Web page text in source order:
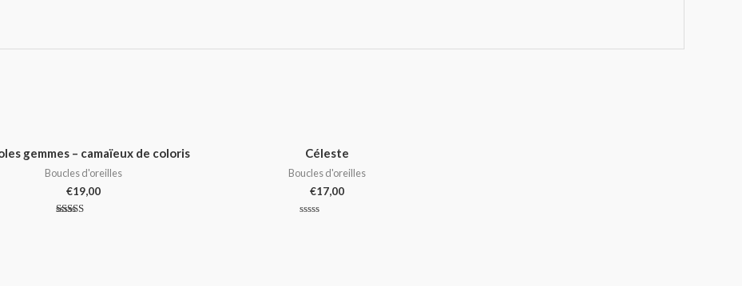
gemmes – camaïeux de coloris
Boucles d'oreilles
€19,00
Céleste
Boucles d'oreilles
€17,00